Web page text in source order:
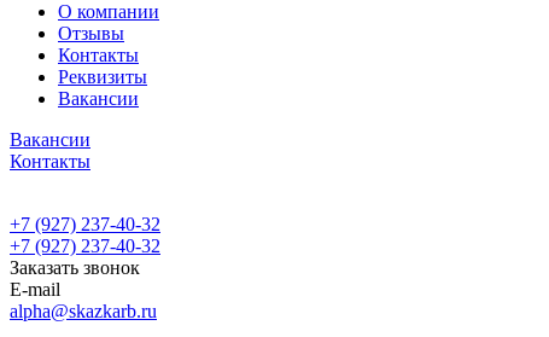
О компании
Отзывы
Контакты
Реквизиты
Вакансии
Вакансии
Контакты
+7 (927) 237-40-32
+7 (927) 237-40-32
Заказать звонок
E-mail
alpha@skazkarb.ru